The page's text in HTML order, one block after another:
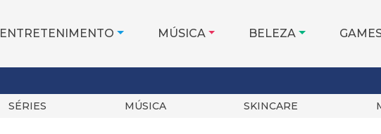
ENTRETENIMENTO MÚSICA BELEZA
SÉRIES MÚSICA SKINCARE